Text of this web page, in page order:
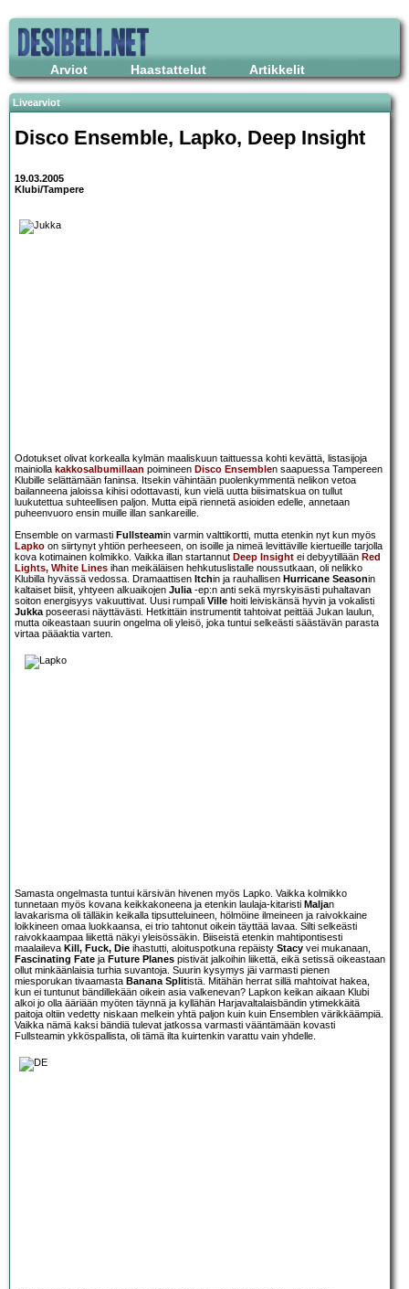
Arviot Haastattelut Artikkelit
Livearviot
Disco Ensemble, Lapko, Deep Insight
19.03.2005
Klubi/Tampere
Odotukset olivat korkealla kylmän maaliskuun taittuessa kohti kevättä, listasijoja
mainiolla kakkosalbumillaan poimineen Disco Ensemblen saapuessa Tampereen
Klubille selättämään faninsa. Itsekin vähintään puolenkymmentä nelikon vetoa
bailanneena jaloissa kihisi odottavasti, kun vielä uutta biisimatskua on tullut
luukutettua suhteellisen paljon. Mutta eipä riennetä asioiden edelle, annetaan
puheenvuoro ensin muille illan sankareille.
Ensemble on varmasti Fullsteamin varmin valttikortti, mutta etenkin nyt kun myös
Lapko on siirtynyt yhtiön perheeseen, on isoille ja nimeä levittäville kiertueille tarjolla
kova kotimainen kolmikko. Vaikka illan startannut Deep Insight ei debyytillään Red
Lights, White Lines ihan meikäläisen hehkutuslistalle noussutkaan, oli nelikko
Klubilla hyvässä vedossa. Dramaattisen Itchin ja rauhallisen Hurricane Seasonin
kaltaiset biisit, yhtyeen alkuaikojen Julia-ep:n anti sekä myrskyisästi puhaltavan
soiton energisyys vakuuttivat. Uusi rumpali Ville hoiti leiviskänsä hyvin ja vokalisti
Jukkaposeerasi näyttävästi. Hetkittäin instrumentit tahtoivat peittää Jukan laulun,
mutta oikeastaan suurin ongelma oli yleisö, joka tuntui selkeästi säästävän parasta
virtaa pääaktia varten.
Samasta ongelmasta tuntui kärsivän hivenen myös Lapko. Vaikka kolmikko
tunnetaan myös kovana keikkakoneena ja etenkin laulaja-kitaristi Maljan
lavakarisma oli tälläkin keikalla tipsutteluineen, hölmöine ilmeineen ja raivokkaine
loikkineen omaa luokkaansa, ei trio tahtonut oikein täyttää lavaa. Silti selkeästi
raivokkaampaa liikettä näkyi yleisössäkin. Biiseistä etenkin mahtipontisesti
maalaileva Kill, Fuck, Die ihastutti, aloituspotkuna repäisty Stacy vei mukanaan,
Fascinating Fate ja Future Planes pistivät jalkoihin liikettä, eikä setissä oikeastaan
ollut minkäänlaisia turhia suvantoja. Suurin kysymys jäi varmasti pienen
miesporukan tivaamasta Banana Splitistä. Mitähän herrat sillä mahtoivat hakea,
kun ei tuntunut bändillekään oikein asia valkenevan? Lapkon keikan aikaan Klubi
alkoi jo olla ääriään myöten täynnä ja kyllähän Harjavaltalaisbändin ytimekkäitä
paitoja oltiin vedetty niskaan melkein yhtä paljon kuin kuin Ensemblen värikkäämpiä.
Vaikka nämä kaksi bändiä tulevat jatkossa varmasti vääntämään kovasti
Fullsteamin ykköspallista, oli tämä ilta kuirtenkin varattu vain yhdelle.